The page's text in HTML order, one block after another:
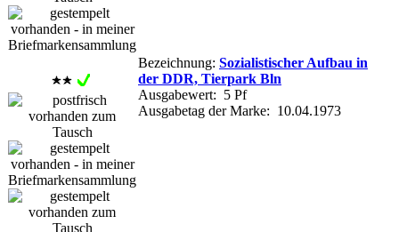
Bezeichnung: Sozialistischer Aufbau in
der DDR, Tierpark Bln
Ausgabewert: 5 Pf
Ausgabetag der Marke: 10.04.1973